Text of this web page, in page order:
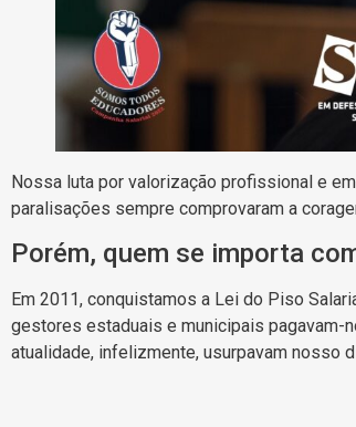
Nossa luta por valorização profissional e
paralisações sempre comprovaram a
Porém, quem se importa
Em 2011, conquistamos a Lei do Piso
gestores estaduais e municipais pagavam-
atualidade, infelizmente, usurpavam nosso